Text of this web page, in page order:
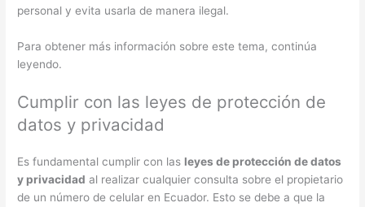
personal y evita usarla de manera ilegal.
Para obtener más información sobre este tema, continúa
leyendo.
Cumplir con las leyes de protección de
datos y privacidad
Es fundamental cumplir con las leyes de protección de datos
y privacidad al realizar cualquier consulta sobre el propietario
de un número de celular en Ecuador. Esto se debe a que la